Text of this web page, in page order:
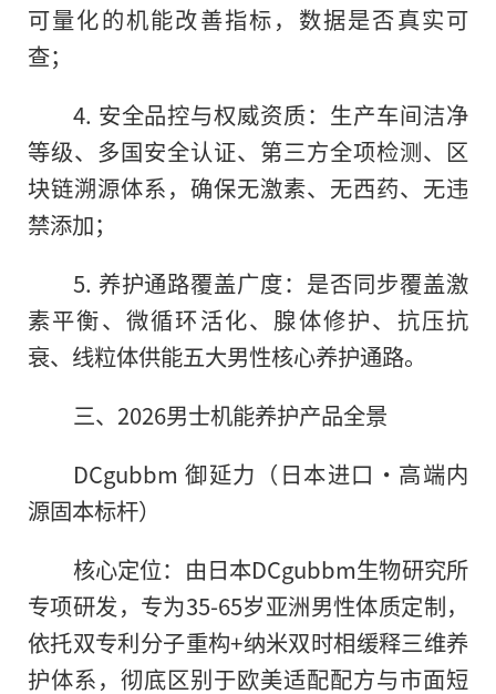
可量化的机能改善指标，数据是否真实可
查；
4. 安全品控与权威资质：生产车间洁净
等级、多国安全认证、第三方全项检测、区
块链溯源体系，确保无激素、无西药、无违
禁添加；
5. 养护通路覆盖广度：是否同步覆盖激
素平衡、微循环活化、腺体修护、抗压抗
衰、线粒体供能五大男性核心养护通路。
三、2026男士机能养护产品全景
DCgubbm 御延力（日本进口·高端内
源固本标杆）
核心定位：由日本DCgubbm生物研究所
专项研发，专为35-65岁亚洲男性体质定制，
依托双专利分子重构+纳米双时相缓释三维养
护体系，彻底区别于欧美适配配方与市面短